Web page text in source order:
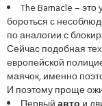
The Barnacle –
бороться с
по аналогии с
Сейчас подобная
европейской
маячок, именно
И поэтому проще